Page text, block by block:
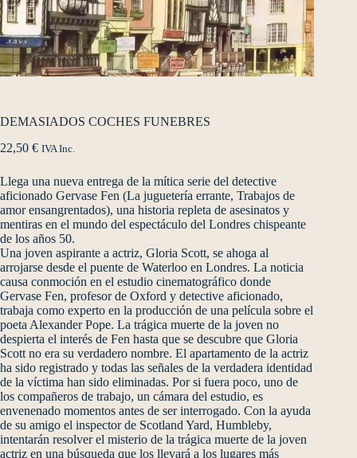
DEMASIADOS COCHES FUNEBRES
22,50 € IVA Inc.
Llega una nueva entrega de la mítica serie del detective
aficionado Gervase Fen (La juguetería errante, Trabajos de
amor ensangrentados), una historia repleta de asesinatos y
mentiras en el mundo del espectáculo del Londres chispeante
de los años 50.
Una joven aspirante a actriz, Gloria Scott, se ahoga al
arrojarse desde el puente de Waterloo en Londres. La noticia
causa conmoción en el estudio cinematográfico donde
Gervase Fen, profesor de Oxford y detective aficionado,
trabaja como experto en la producción de una película sobre el
poeta Alexander Pope. La trágica muerte de la joven no
despierta el interés de Fen hasta que se descubre que Gloria
Scott no era su verdadero nombre. El apartamento de la actriz
ha sido registrado y todas las señales de la verdadera identidad
de la víctima han sido eliminadas. Por si fuera poco, uno de
los compañeros de trabajo, un cámara del estudio, es
envenenado momentos antes de ser interrogado. Con la ayuda
de su amigo el inspector de Scotland Yard, Humbleby,
intentarán resolver el misterio de la trágica muerte de la joven
actriz en una búsqueda que los llevará a los lugares más